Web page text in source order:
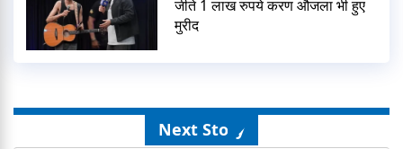
जीते 1 लाख रुपये करण औजला भी हुए
मुरीद
Next Story